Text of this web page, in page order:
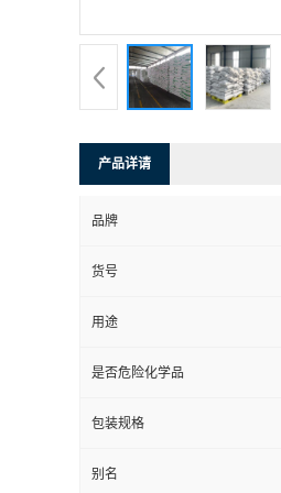
产品详请
品牌
货号
用途
是否危险化学品
包装规格
别名